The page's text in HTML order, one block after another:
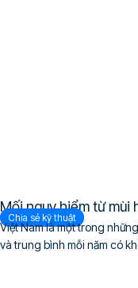
Mối nguy hiểm từ mùi
Chia sẻ kỹ thuật
Việt Nam là một trong
và trung bình mỗi năm có